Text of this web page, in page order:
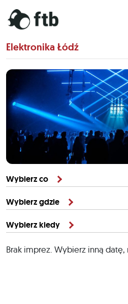
Elektronika Łódź
Wybierz co
Wybierz gdzie
Wybierz kiedy
Brak imprez. Wybierz inną